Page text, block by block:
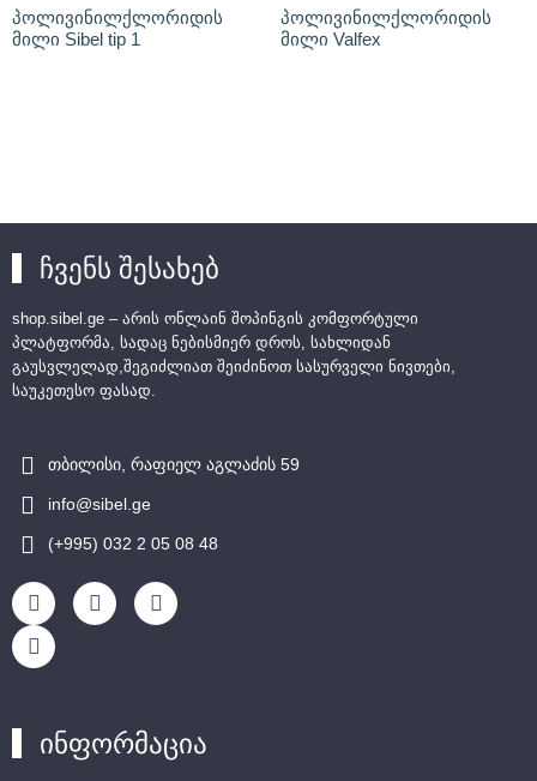
პოლივინილქლორიდის
მილი Sibel tip 1
პოლივინილქლორიდის
მილი Valfex
ჩვენს შესახებ
shop.sibel.ge – არის ონლაინ შოპინგის კომფორტული
პლატფორმა, სადაც ნებისმიერ დროს, სახლიდან
გაუსვლელად,შეგიძლიათ შეიძინოთ სასურველი ნივთები,
საუკეთესო ფასად.
თბილისი, რაფიელ აგლაძის 59
info@sibel.ge
(+995) 032 2 05 08 48
ინფორმაცია